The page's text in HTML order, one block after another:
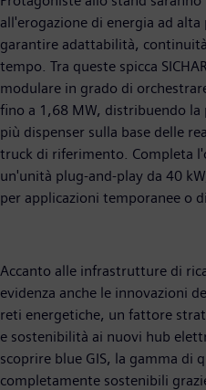
all'erogazione di energia ad
garantire adattabilità,
tempo. Tra queste spicca
modulare in grado di
fino a 1,68 MW, distribuendo
più dispenser sulla base delle
truck di riferimento. Completa
un'unità plug-and-play da 40
per applicazioni temporanee o
Accanto alle infrastrutture di
evidenza anche le innovazioni
reti energetiche, un fattore
e sostenibilità ai nuovi hub
scoprire blue GIS, la gamma di
completamente sostenibili